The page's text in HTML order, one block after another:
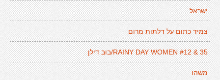
ישראל
צמיד כתום על דלתות מרום
RAINY DAY WOMEN #12 & 35/בוב דילן
משהו